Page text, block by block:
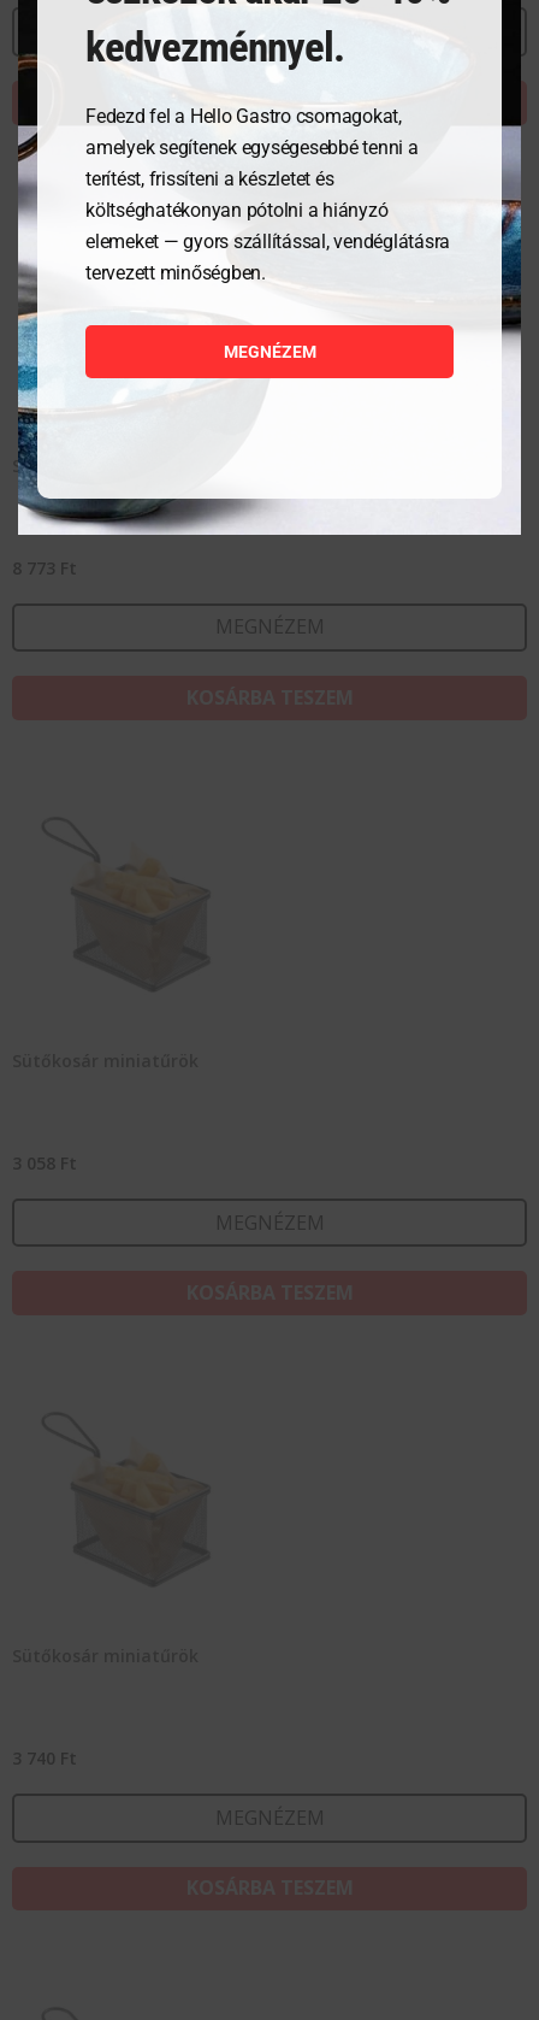
MEGNÉZEM
KOSÁRBA TESZEM
Szószos csésze – 0,34L, 12 db.
8 773 Ft
MEGNÉZEM
3 058 Ft
MEGNÉZEM
3 740 Ft
MEGNÉZEM
kedvezménnyel.
Fedezd fel a Hello Gastro csomagokat,
amelyek segítenek egységesebbé tenni a
terítést, frissíteni a készletet és
költséghatékonyan pótolni a hiányzó
elemeket — gyors szállítással, vendéglátásra
tervezett minőségben.
MEGNÉZEM